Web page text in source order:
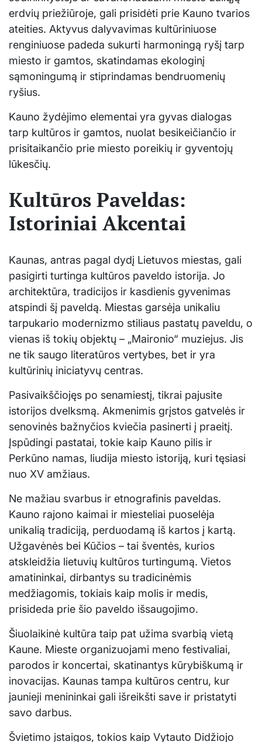
erdvių priežiūroje, gali prisidėti prie Kauno tvarios
ateities. Aktyvus dalyvavimas kultūriniuose
renginiuose padeda sukurti harmoningą ryšį tarp
miesto ir gamtos, skatindamas ekologinį
sąmoningumą ir stiprindamas bendruomenių
ryšius.
Kauno žydėjimo elementai yra gyvas dialogas
tarp kultūros ir gamtos, nuolat besikeičiančio ir
prisitaikančio prie miesto poreikių ir gyventojų
lūkesčių.
Kultūros Paveldas:
Istoriniai Akcentai
Kaunas, antras pagal dydį Lietuvos miestas, gali
pasigirti turtinga kultūros paveldo istorija. Jo
architektūra, tradicijos ir kasdienis gyvenimas
atspindi šį paveldą. Miestas garsėja unikaliu
tarpukario modernizmo stiliaus pastatų paveldu, o
vienas iš tokių objektų – „Maironio“ muziejus. Jis
ne tik saugo literatūros vertybes, bet ir yra
kultūrinių iniciatyvų centras.
Pasivaikščiojęs po senamiestį, tikrai pajusite
istorijos dvelksmą. Akmenimis grįstos gatvelės ir
senovinės bažnyčios kviečia pasinerti į praeitį.
Įspūdingi pastatai, tokie kaip Kauno pilis ir
Perkūno namas, liudija miesto istoriją, kuri tęsiasi
nuo XV amžiaus.
Ne mažiau svarbus ir etnografinis paveldas.
Kauno rajono kaimai ir miesteliai puoselėja
unikalią tradiciją, perduodamą iš kartos į kartą.
Užgavėnės bei Kūčios – tai šventės, kurios
atskleidžia lietuvių kultūros turtingumą. Vietos
amatininkai, dirbantys su tradicinėmis
medžiagomis, tokiais kaip molis ir medis,
prisideda prie šio paveldo išsaugojimo.
Šiuolaikinė kultūra taip pat užima svarbią vietą
Kaune. Mieste organizuojami meno festivaliai,
parodos ir koncertai, skatinantys kūrybiškumą ir
inovacijas. Kaunas tampa kultūros centru, kur
jaunieji menininkai gali išreikšti save ir pristatyti
savo darbus.
Švietimo įstaigos, tokios kaip Vytauto Didžiojo